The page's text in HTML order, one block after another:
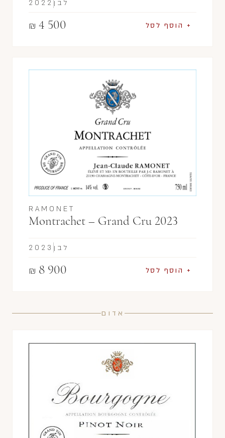
₪ 4 500 + הוסף לסל
2022 לבן
RAMONET
Montrachet – Grand Cru 2023
₪ 8 900 + הוסף לסל
2023 לבן
אדום